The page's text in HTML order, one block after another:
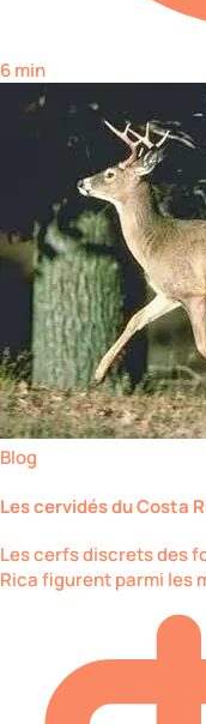
6 min
Blog
Les cervidés du Costa
Les cerfs discrets des
Rica figurent parmi les